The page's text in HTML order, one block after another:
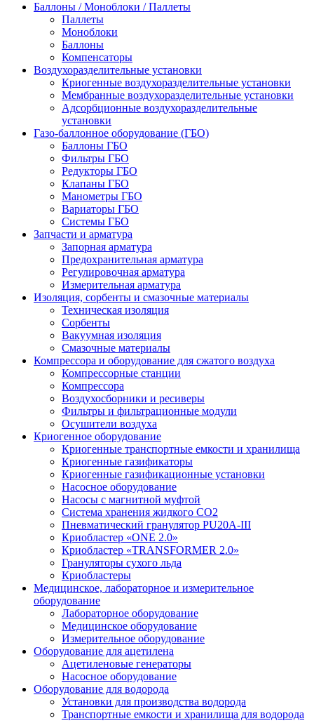
Баллоны / Моноблоки / Паллеты
Паллеты
Моноблоки
Баллоны
Компенсаторы
Воздухоразделительные установки
Криогенные воздухоразделительные установки
Мембранные воздухоразделительные установки
Адсорбционные воздухоразделительные
установки
Газо-баллонное оборудование (ГБО)
Баллоны ГБО
Фильтры ГБО
Редукторы ГБО
Клапаны ГБО
Манометры ГБО
Вариаторы ГБО
Системы ГБО
Запчасти и арматура
Запорная арматура
Предохранительная арматура
Регулировочная арматура
Измерительная арматура
Изоляция, сорбенты и смазочные материалы
Техническая изоляция
Сорбенты
Вакуумная изоляция
Смазочные материалы
Компрессора и оборудование для сжатого воздуха
Компрессорные станции
Компрессора
Воздухосборники и ресиверы
Фильтры и фильтрационные модули
Осушители воздуха
Криогенное оборудование
Криогенные транспортные емкости и хранилища
Криогенные газификаторы
Криогенные газификационные установки
Насосное оборудование
Насосы с магнитной муфтой
Система хранения жидкого CO2
Пневматический гранулятор PU20A-III
Криобластер «ONE 2.0»
Криобластер «TRANSFORMER 2.0»
Грануляторы сухого льда
Криобластеры
Медицинское, лабораторное и измерительное
оборудование
Лабораторное оборудование
Медицинское оборудование
Измерительное оборудование
Оборудование для ацетилена
Ацетиленовые генераторы
Насосное оборудование
Оборудование для водорода
Установки для производства водорода
Транспортные емкости и хранилища для водорода